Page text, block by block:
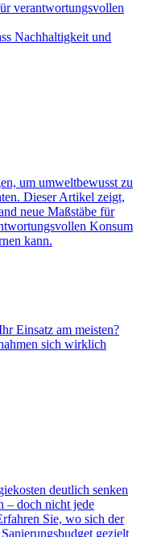
verantwortungsvollen
Nachhaltigkeit und
um umweltbewusst zu
Dieser Artikel zeigt,
neue Maßstäbe für
Konsum
kann.
Einsatz am meisten?
sich wirklich
deutlich senken
– doch nicht jede
Sie, wo sich der
gezielt